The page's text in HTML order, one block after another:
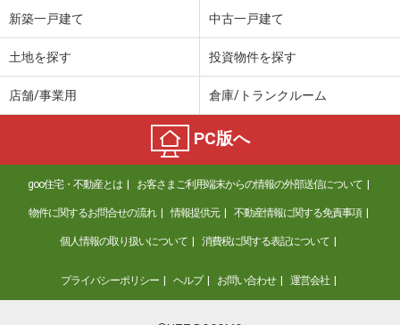
新築一戸建て 中古一戸建て
土地を探す 投資物件を探す
店舗/事業用 倉庫/トランクルーム
PC版へ
goo住宅・不動産とは お客さまご利用端末からの情報の外部送信について
物件に関するお問合せの流れ 情報提供元 不動産情報に関する免責事項
個人情報の取り扱いについて 消費税に関する表記について
プライバシーポリシー ヘルプ お問い合わせ 運営会社